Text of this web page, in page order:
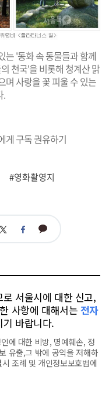
는 '동화 속 동물들과 함께
천국'을 비롯해 청계산 맑
며 사랑을 꽃 피울 수 있는
.
#영화촬영지
트 페 카
서울시에 대한 신고,
사항에 대해서는 전자
바랍니다.
에 대한 비방, 명예훼손, 정
유출,그 밖에 공익을 저해하
조례 및 개인정보보호법에